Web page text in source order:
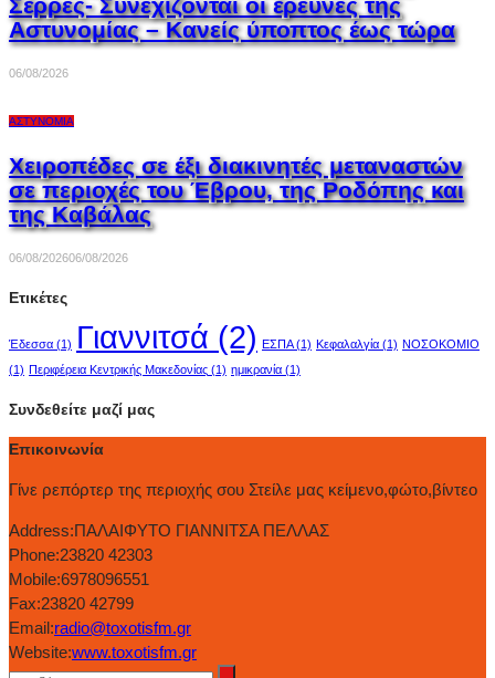
Αστυνομίας – Κανείς ύποπτος έως τώρα
06/08/2026
ΑΣΤΥΝΟΜΊΑ
Χειροπέδες σε έξι διακινητές μεταναστών
σε περιοχές του Έβρου, της Ροδόπης και
της Καβάλας
06/08/202606/08/2026
Ετικέτες
Έδεσσα (1) Γιαννιτσά (2) ΕΣΠΑ(1) Κεφαλαλγία (1) ΝΟΣΟΚΟΜΙΟ
(1) Περιφέρεια Κεντρικής Μακεδονίας (1) ημικρανία (1)
Συνδεθείτε μαζί μας
Επικοινωνία
Γίνε ρεπόρτερ της περιοχής σου Στείλε μας κείμενο,φώτο,βίντεο
Address:ΠΑΛΑΙΦΥΤΟ ΓΙΑΝΝΙΤΣΑ ΠΕΛΛΑΣ
Phone:23820 42303
Mobile:6978096551
Fax:23820 42799
Email:radio@toxotisfm.gr
Website:www.toxotisfm.gr